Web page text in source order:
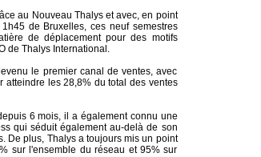
au Nouveau Thalys et avec, en point
de Bruxelles, ces neuf semestres
de déplacement pour des motifs
de Thalys International.
le premier canal de ventes, avec
atteindre les 28,8% du total des ventes
6 mois, il a également connu une
qui séduit également au-delà de son
De plus, Thalys a toujours mis un point
sur l'ensemble du réseau et 95% sur